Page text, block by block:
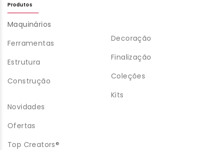
Produtos
Maquinários
Ferramentas
Estrutura
Construção
Decoração
Finalização
Coleções
Kits
Novidades
Ofertas
Top Creators®